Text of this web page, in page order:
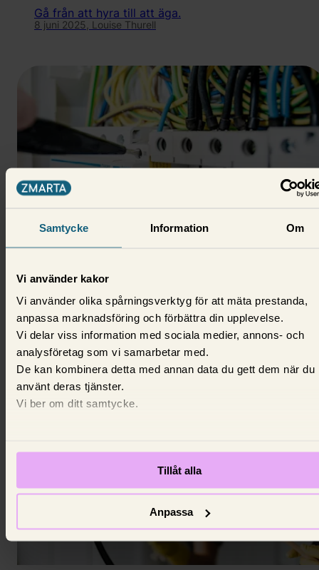
Samtycke Information Om
Vi använder kakor
Vi använder olika spårningsverktyg för att mäta prestanda,
anpassa marknadsföring och förbättra din upplevelse.
Vi delar viss information med sociala medier, annons- och
analysföretag som vi samarbetar med.
De kan kombinera detta med annan data du gett dem när du
använt deras tjänster.
Vi ber om ditt samtycke.
Tillåt alla
Anpassa
Gå från att hyra till att äga.
8 juni 2025, Louise Thurell
Bolån
Driftkostnad - räkna ut vad det
kostar dig
Driftkostnader är en stor del av bostadsägares
månadskostnad, vi hjälper dig att se över och sänka
dem.
8 juni 2025,Louise Thurell